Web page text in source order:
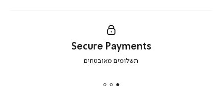
secure
Secure Payments
תשלומים מאובטחים